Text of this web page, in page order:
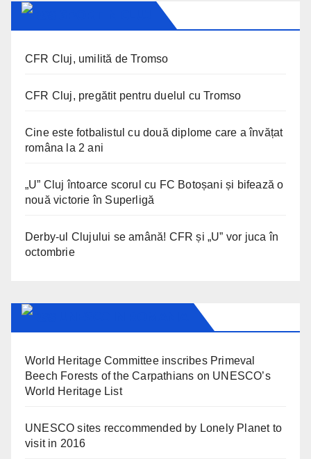
CFR Cluj, umilită de Tromso
CFR Cluj, pregătit pentru duelul cu Tromso
Cine este fotbalistul cu două diplome care a învățat
româna la 2 ani
„U” Cluj întoarce scorul cu FC Botoșani și bifează o
nouă victorie în Superligă
Derby-ul Clujului se amână! CFR și „U” vor juca în
octombrie
World Heritage Committee inscribes Primeval
Beech Forests of the Carpathians on UNESCO’s
World Heritage List
UNESCO sites reccommended by Lonely Planet to
visit in 2016